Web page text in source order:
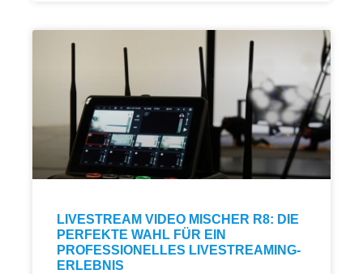
LIVESTREAM VIDEO MISCHER R8: DIE
PERFEKTE WAHL FÜR EIN
PROFESSIONELLES LIVESTREAMING-
ERLEBNIS